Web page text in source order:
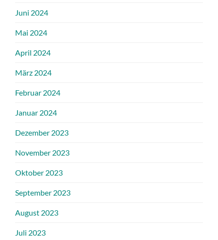
Juni 2024
Mai 2024
April 2024
März 2024
Februar 2024
Januar 2024
Dezember 2023
November 2023
Oktober 2023
September 2023
August 2023
Juli 2023